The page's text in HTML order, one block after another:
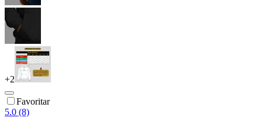
+2
Favoritar
5.0 (8)